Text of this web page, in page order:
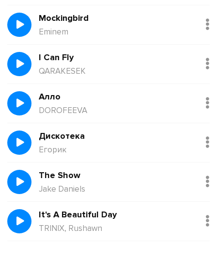
Mockingbird
Eminem
I Can Fly
QARAKESEK
Алло
DOROFEEVA
Дискотека
Егорик
The Show
Jake Daniels
It's A Beautiful Day
TRINIX, Rushawn